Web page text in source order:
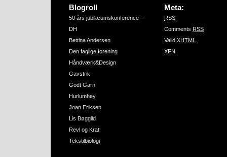
Blogroll
50 års jubilæumskonference –
DH
Bettina Andersen
Den faglige forening
Håndværk&Design
Gavstrik
Godt Garn
Hurlumhey
Joan Eriksen
Lis Bøggild
Revl og Krat
Tekstilbiologi
Meta:
RSS
Comments RSS
Valid XHTML
XFN